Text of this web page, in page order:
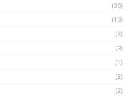
qua các cuộc chiến | Phổ cập
(36)
(19)
(4)
(9)
(1)
(3)
(2)